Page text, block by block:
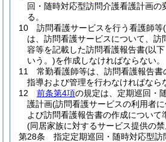
回・随時対応型訪問介護看護計画の
る。
10
訪問看護サービスを行う看護師等
は、訪問看護サービスについて、訪
容等を記載した訪問看護報告書(以
いう。)を作成しなければならない。
11
常勤看護師等は、訪問看護報告
指導および管理を行わなければなら
12
前条第4項の規定は、定期巡回・
護計画(訪問看護サービスの利用者
よび訪問看護報告書の作成について
(同居家族に対するサービス提供の
第28条
指定定期巡回・随時対応型訪